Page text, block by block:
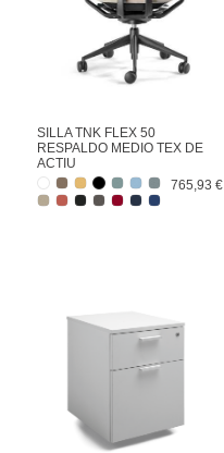
SILLA TNK FLEX 50
RESPALDO MEDIO TEX DE
ACTIU
765,93 €